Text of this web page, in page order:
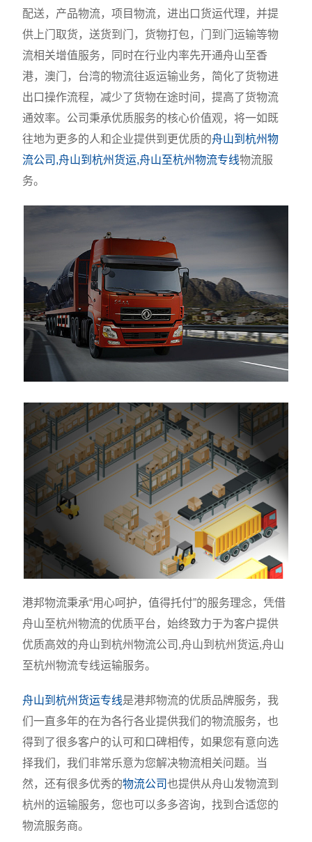
配送，产品物流，项目物流，进出口货运代理，并提
供上门取货，送货到门，货物打包，门到门运输等物
流相关增值服务，同时在行业内率先开通舟山至香
港，澳门，台湾的物流往返运输业务，简化了货物进
出口操作流程，减少了货物在途时间，提高了货物流
通效率。公司秉承优质服务的核心价值观，将一如既
往地为更多的人和企业提供到更优质的舟山到杭州物
流公司,舟山到杭州货运,舟山至杭州物流专线物流服
务。
港邦物流秉承“用心呵护，值得托付”的服务理念，凭借
舟山至杭州物流的优质平台，始终致力于为客户提供
优质高效的舟山到杭州物流公司,舟山到杭州货运,舟山
至杭州物流专线运输服务。
舟山到杭州货运专线是港邦物流的优质品牌服务，我
们一直多年的在为各行各业提供我们的物流服务，也
得到了很多客户的认可和口碑相传，如果您有意向选
择我们，我们非常乐意为您解决物流相关问题。当
然，还有很多优秀的物流公司也提供从舟山发物流到
杭州的运输服务，您也可以多多咨询，找到合适您的
物流服务商。